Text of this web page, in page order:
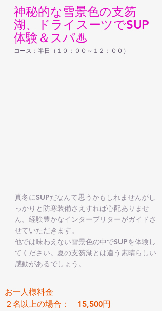
神秘的な雪景色の支笏
湖、ドライスーツでSUP
体験＆スパ♨
コース：半日（１０：００～１２：００）
真冬にSUPだなんて思うかもしれませんがし
っかりと防寒装備さえすれば心配ありませ
ん。経験豊かなインタープリターがガイドさ
せていただきます。
他では味わえない雪景色の中でSUPを体験し
てください。夏の支笏湖とは違う素晴らしい
感動があるでしょう。
お一人様料金
２名以上の場合： 15,500円